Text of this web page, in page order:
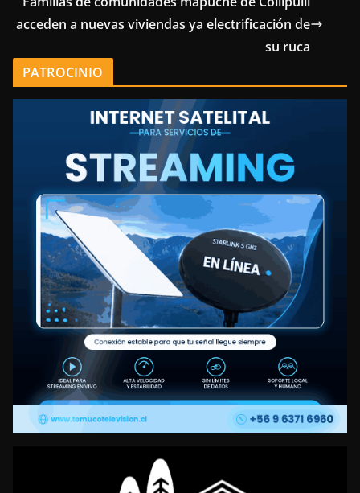
acceden a nuevas viviendas ya electrificación de
su ruca
PATROCINIO